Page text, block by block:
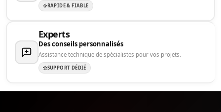
RAPIDE & FIABLE
Experts
Des conseils personnalisés
Assistance technique de spécialistes pour vos projets.
SUPPORT DÉDIÉ